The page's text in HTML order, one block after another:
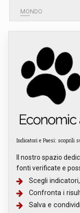
MONDO
Indicatori e Paesi: scoprili
Il nostro spazio
fonti verificate e
Scegli
Confronta i
Salva e